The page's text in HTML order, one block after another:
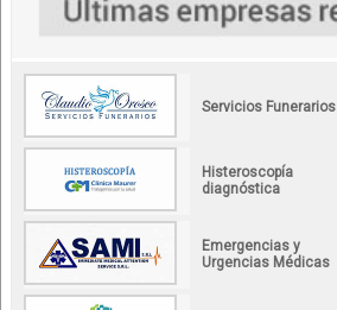
Servicios Funerarios
Histeroscopía
diagnóstica
Emergencias y
Urgencias Médicas